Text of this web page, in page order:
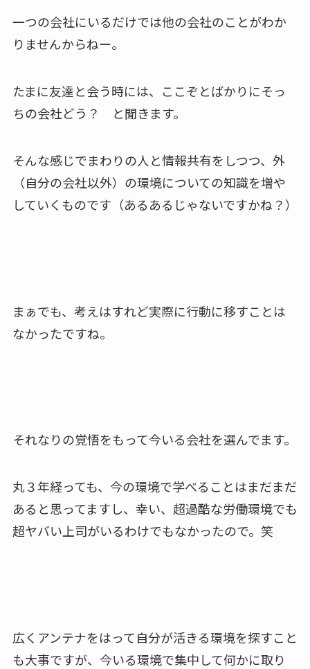
一つの会社にいるだけでは他の会社のことがわか
りませんからねー。
たまに友達と会う時には、ここぞとばかりにそっ
ちの会社どう？ と聞きます。
そんな感じでまわりの人と情報共有をしつつ、外
（自分の会社以外）の環境についての知識を増や
していくものです（あるあるじゃないですかね？）
まぁでも、考えはすれど実際に行動に移すことは
なかったですね。
それなりの覚悟をもって今いる会社を選んでます。
丸３年経っても、今の環境で学べることはまだまだ
あると思ってますし、幸い、超過酷な労働環境でも
超ヤバい上司がいるわけでもなかったので。笑
広くアンテナをはって自分が活きる環境を探すこと
も大事ですが、今いる環境で集中して何かに取り